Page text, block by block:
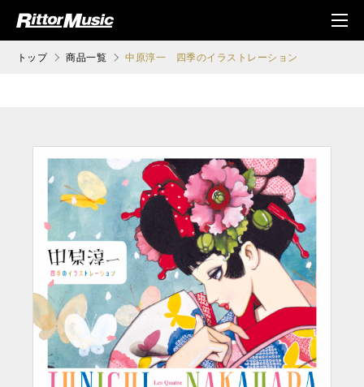
ジック (Rittor Musi
メニ
ュ
トップ 商品一覧 中原淳一 四季のイラストレーション